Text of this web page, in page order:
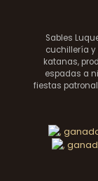
Sables
cuchillería
katanas,
espadas a
fiestas